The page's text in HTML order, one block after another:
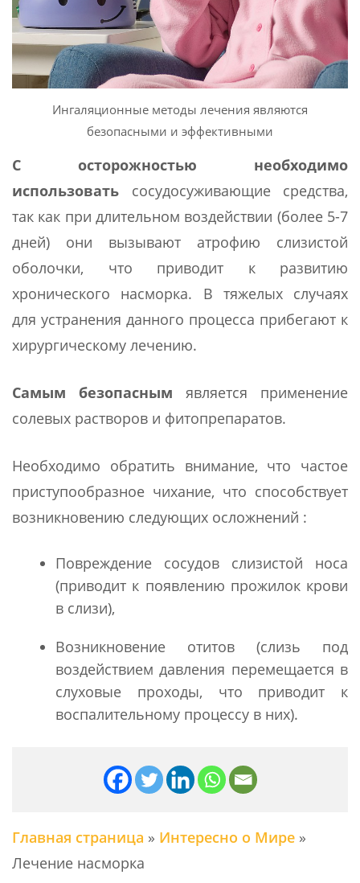
Ингаляционные методы лечения являются
безопасными и эффективными
С осторожностью необходимо
использовать сосудосуживающие средства,
так как при длительном воздействии (более 5-7
дней) они вызывают атрофию слизистой
оболочки, что приводит к развитию
хронического насморка. В тяжелых случаях
для устранения данного процесса прибегают к
хирургическому лечению.
Самым безопасным является применение
солевых растворов и фитопрепаратов.
Необходимо обратить внимание, что частое
приступообразное чихание, что способствует
возникновению следующих осложнений :
Повреждение сосудов слизистой носа
(приводит к появлению прожилок крови
в слизи),
Возникновение отитов (слизь под
воздействием давления перемещается в
слуховые проходы, что приводит к
воспалительному процессу в них).
Главная страница » Интересно о Мире »
Лечение насморка